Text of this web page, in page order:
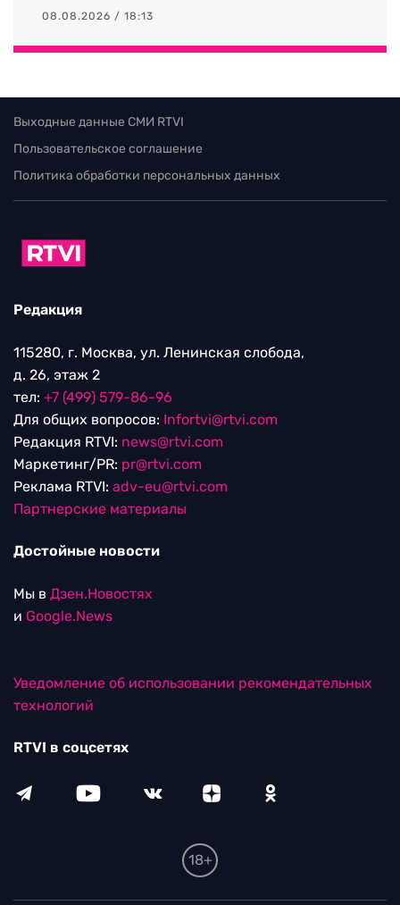
08.08.2026 / 18:13
Выходные данные СМИ RTVI
Пользовательское соглашение
Политика обработки персональных данных
Редакция
115280, г. Москва, ул. Ленинская слобода,
д. 26, этаж 2
тел: +7 (499) 579-86-96
Для общих вопросов: Infortvi@rtvi.com
Редакция RTVI: news@rtvi.com
Маркетинг/PR: pr@rtvi.com
Реклама RTVI: adv-eu@rtvi.com
Партнерские материалы
Достойные новости
Мы в Дзен.Новостях
и Google.News
Уведомление об использовании рекомендательных
технологий
RTVI в соцсетях
18+